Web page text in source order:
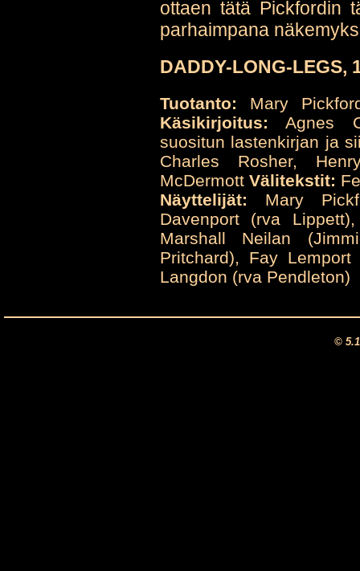
ottaen tätä Pickfordin
parhaimpana
DADDY-LONG-LEGS,
Tuotanto: Mary
Käsikirjoitus: Agnes
suositun lastenkirjan ja
Charles Rosher,
McDermott Välitekstit:
Näyttelijät: Mary
Davenport (rva
Marshall Neilan
Pritchard), Fay
Langdon (rva Pendleton)
©